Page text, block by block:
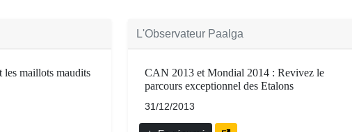
les maillots maudits
L'Observateur Paalga
CAN 2013 et Mondial 2014 : Revivez le
parcours exceptionnel des Etalons
31/12/2013